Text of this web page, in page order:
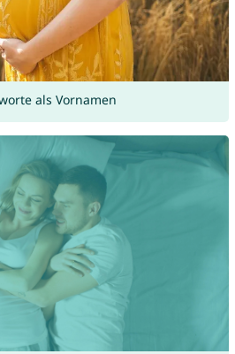
als Vornamen